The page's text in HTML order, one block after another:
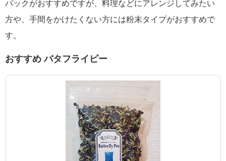
パックがおすすめですが、料理などにアレンジしてみたい
方や、手間をかけたくない方には粉末タイプがおすすめで
す。
おすすめ バタフライピー